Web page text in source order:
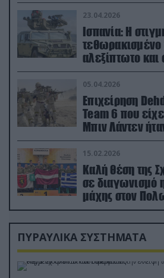
23.04.2026
Ισπανία: Η
τεθωρακισμένο
αλεξίπτωτο και
ορμή στο
05.04.2026
Επιχείρηση
Team 6 που
Μπιν Λάντεν
διέσωσε τον
15.02.2026
Καλή θέση της
σε διαγωνισμό
μάχης στον
ΠΥΡΑΥΛΙΚΑ ΣΥΣΤΗΜΑΤΑ